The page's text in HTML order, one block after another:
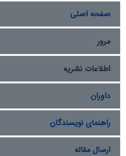
صفحه اصلی
مرور
اطلاعات نشریه
داوران
راهنمای نویسندگان
ارسال مقاله